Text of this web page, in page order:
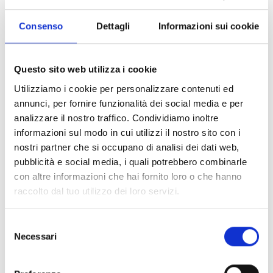
Consenso Dettagli Informazioni sui cookie
Questo sito web utilizza i cookie
Utilizziamo i cookie per personalizzare contenuti ed
annunci, per fornire funzionalità dei social media e per
analizzare il nostro traffico. Condividiamo inoltre
informazioni sul modo in cui utilizzi il nostro sito con i
nostri partner che si occupano di analisi dei dati web,
pubblicità e social media, i quali potrebbero combinarle
con altre informazioni che hai fornito loro o che hanno
raccolto dal tuo utilizzo dei loro servizi.
delNecessari
de forma prioritaria. Las notificaciones se reciben
incluso cuando el dispositivo está en modo silencioso o
en modo «No molestar», lo que garantiza que no se
capacidad de respuesta en caso de alarma o situaciones
relevantes.